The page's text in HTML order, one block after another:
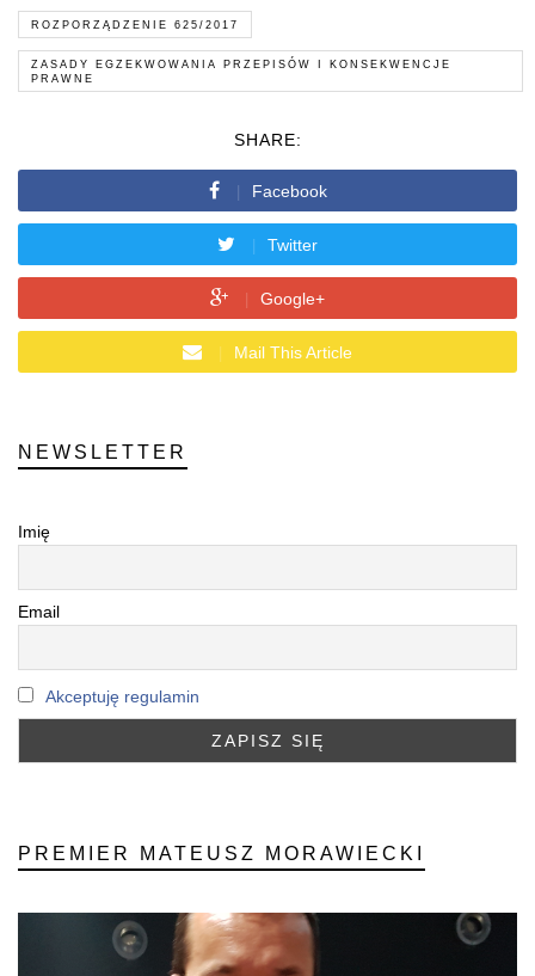
ROZPORZĄDZENIE 625/2017
ZASADY EGZEKWOWANIA PRZEPISÓW I KONSEKWENCJE
PRAWNE
SHARE:
Facebook
Twitter
Google+
Mail This Article
NEWSLETTER
Imię
Email
Akceptuję regulamin
PREMIER MATEUSZ MORAWIECKI